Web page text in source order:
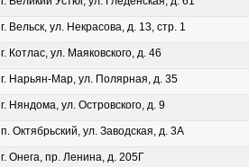
г. Вельск, ул. Некрасова, д. 13, стр. 1
г. Котлас, ул. Маяковского, д. 46
г. Нарьян-Мар, ул. Полярная, д. 35
г. Няндома, ул. Островского, д. 9
п. Октябрьский, ул. Заводская, д. 3А
г. Онега, пр. Ленина, д. 205Г